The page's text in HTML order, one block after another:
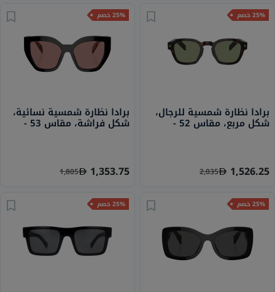
25% خصم
برادا نظارة شمسية للرجال،
شكل مربع، مقاس 52 -
17N20G PR A16S
1,526.25
2,035
25% خصم
برادا نظارة شمسية نسائية،
شكل فراشة، مقاس 53 -
12O10D PR A09S
1,353.75
1,805
25% خصم 25% خصم